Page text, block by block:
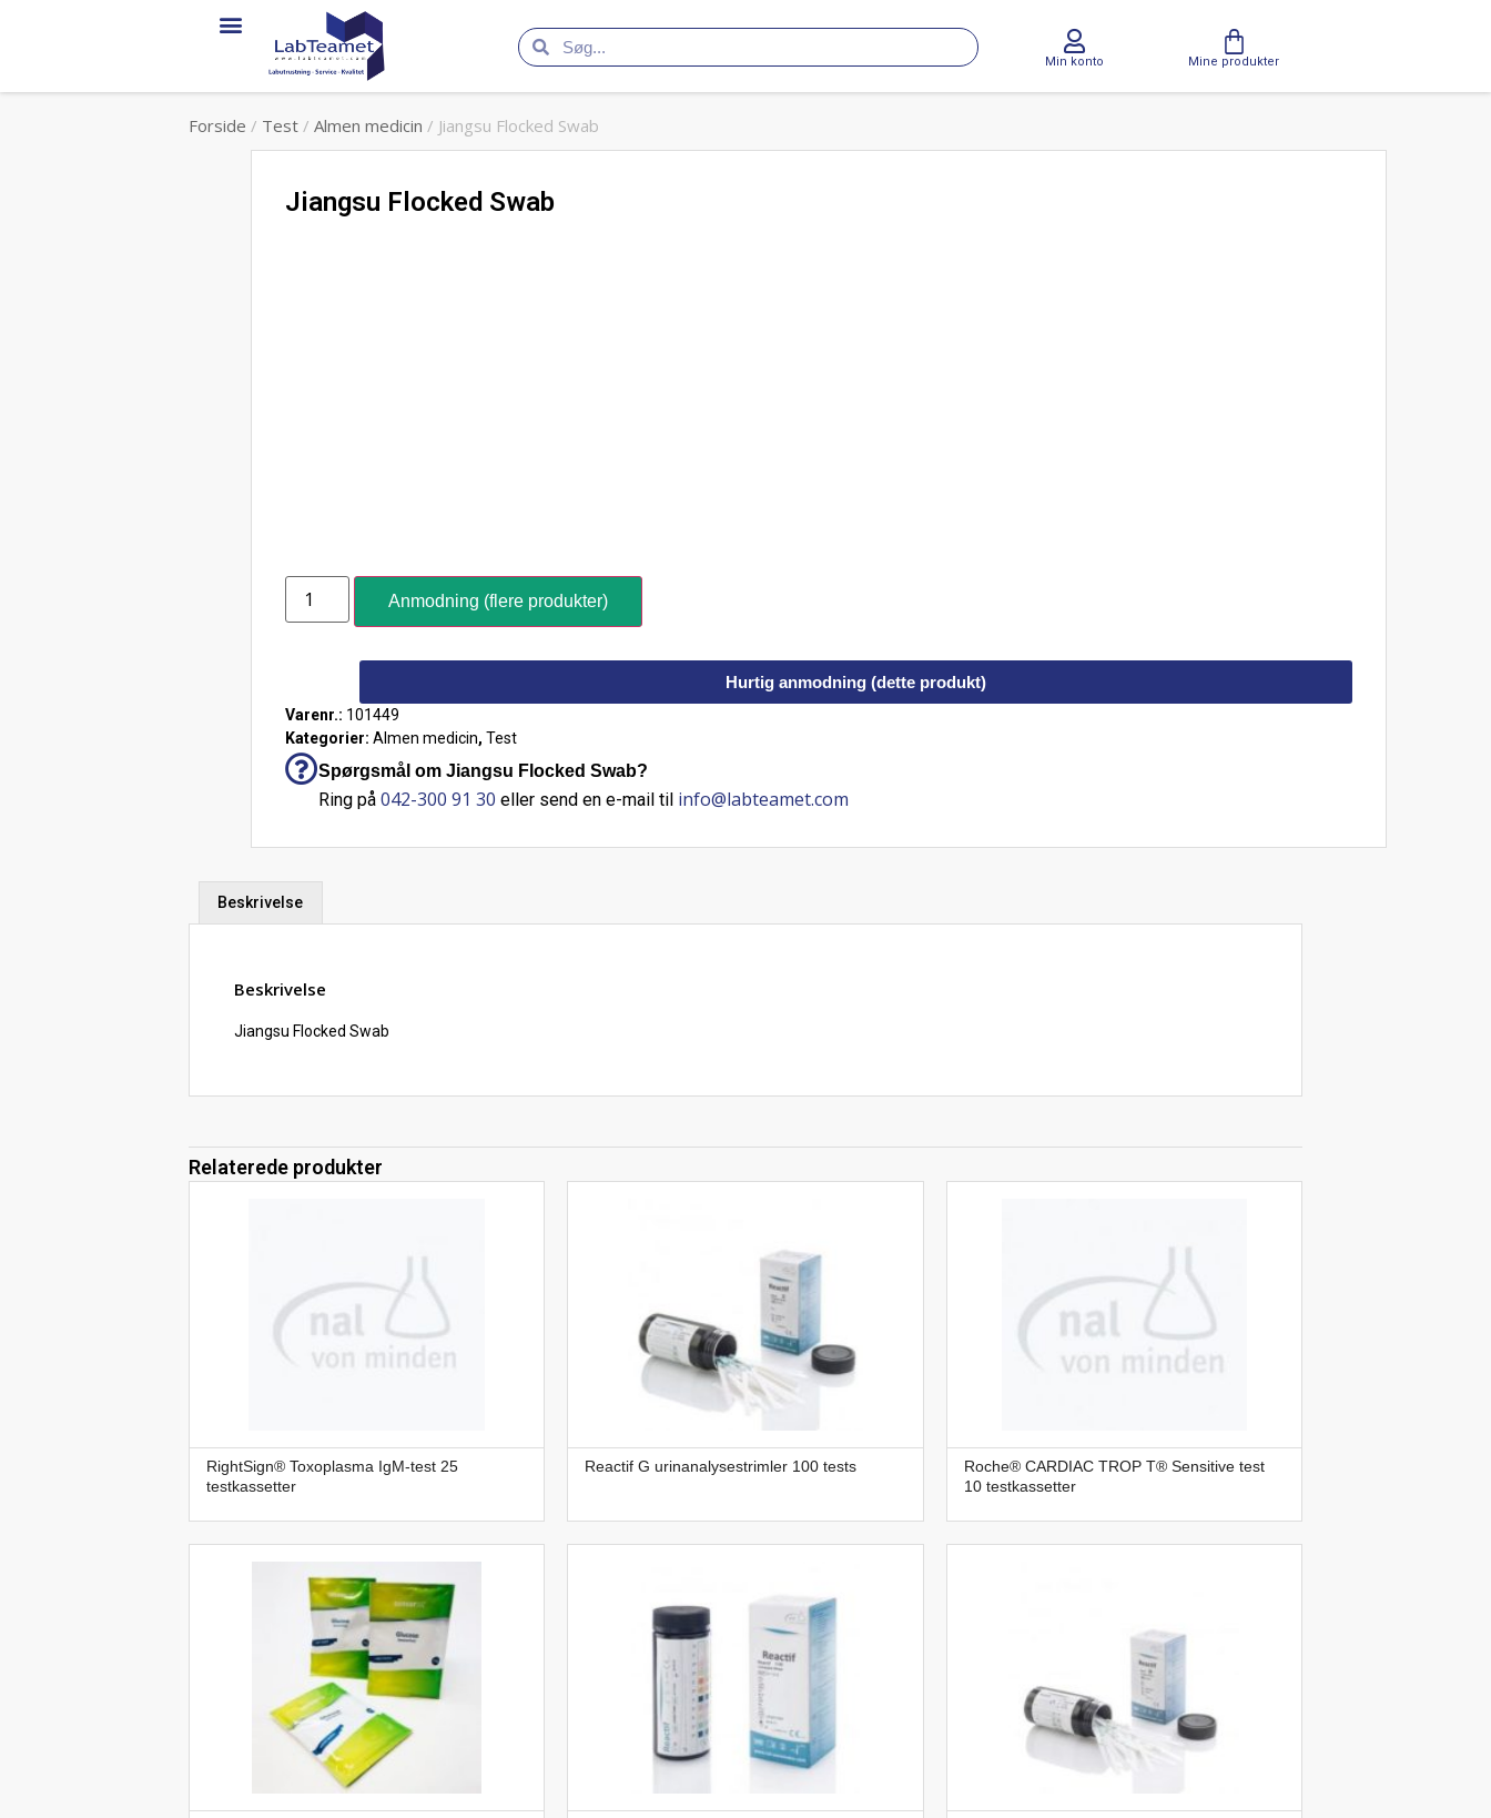
Min konto Mine produkter
Forside / Test / Almen medicin / Jiangsu Flocked Swab
Jiangsu Flocked Swab
Anmodning (flere produkter)
Hurtig anmodning (dette produkt)
Varenr.: 101449
Kategorier: Almen medicin, Test
Spørgsmål om Jiangsu Flocked Swab?
Ring på 042-300 91 30 eller send en e-mail til info@labteamet.com
Beskrivelse
Beskrivelse
Jiangsu Flocked Swab
Relaterede produkter
RightSign® Toxoplasma IgM-test 25
testkassetter
Reactif G urinanalysestrimler 100 tests
Roche® CARDIAC TROP T® Sensitive test
10 testkassetter